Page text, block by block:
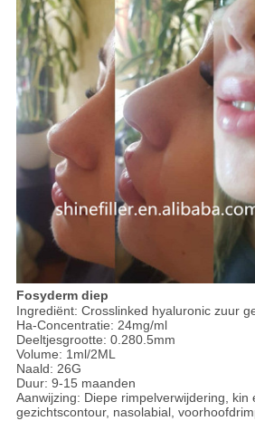
Fosyderm diep
Ingrediënt: Crosslinked hyaluronic zuur
Ha-Concentratie: 24mg/ml
Deeltjesgrootte: 0.280.5mm
Volume: 1ml/2ML
Naald: 26G
Duur: 9-15 maanden
Aanwijzing: Diepe rimpelverwijdering, kin
gezichtscontour, nasolabial,